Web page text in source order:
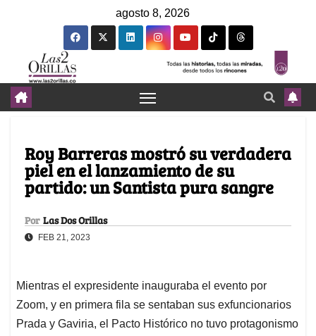
agosto 8, 2026
Roy Barreras mostró su verdadera
piel en el lanzamiento de su
partido: un Santista pura sangre
Por Las Dos Orillas
FEB 21, 2023
Mientras el expresidente inauguraba el evento por
Zoom, y en primera fila se sentaban sus exfuncionarios
Prada y Gaviria, el Pacto Histórico no tuvo protagonismo